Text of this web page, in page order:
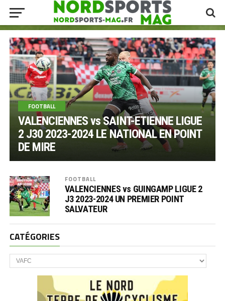
FOOTBALL
VALENCIENNES vs SAINT-ETIENNE LIGUE
2 J30 2023-2024 LE NATIONAL EN POINT
DE MIRE
FOOTBALL
VALENCIENNES vs GUINGAMP LIGUE 2
J3 2023-2024 UN PREMIER POINT
SALVATEUR
CATÉGORIES
CATÉGORIES